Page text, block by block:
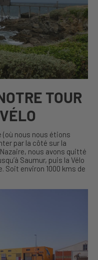
TOUR
nous nous étions
par la côté sur la
nous avons quitté
Saumur, puis la Vélo
Soit environ 1000 kms de